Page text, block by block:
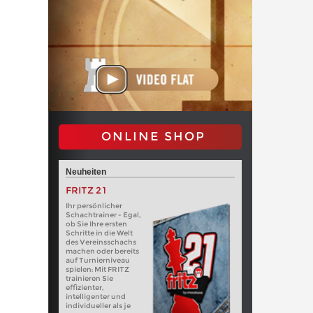
ONLINE SHOP
Neuheiten
FRITZ 21
Ihr persönlicher
Schachtrainer - Egal,
ob Sie Ihre ersten
Schritte in die Welt
des Vereinsschachs
machen oder bereits
auf Turnierniveau
spielen: Mit FRITZ
trainieren Sie
effizienter,
intelligenter und
individueller als je